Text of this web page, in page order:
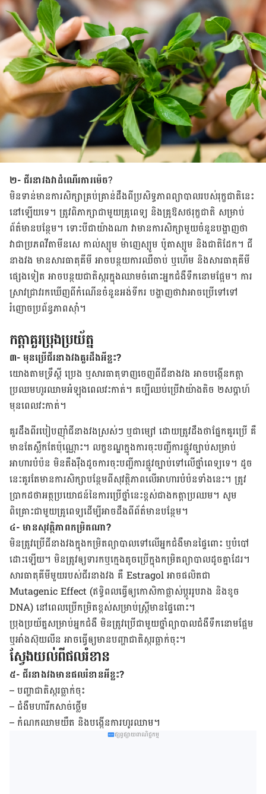
២- ជីរនាវង​វាដំណើរការម៉េច?
មិន​ទាន់​មាន​ការ​សិក្សា​គ្រប់​គ្រាន់​ដឹង​ពីប្រសិទ្ធភាព​ព្យាបាល​របស់​រុក្ខជាតិ​នេះ​
នៅ​ឡើយ​ទេ។ ​ត្រូវ​ពិភាក្សា​ជាមួយ​គ្រូ​ពេទ្យ និង​គ្រូ​ឱសថ​រុក្ខជាតិ សម្រាប់​
ព័ត៌មាន​បន្ថែម។ ទោះបី​ជា​យ៉ាងណា វា​មាន​ការ​សិក្សា​មួយ​ចំនួន​បង្ហាញ​ថា ​
វា​ជា​ប្រភព​វីតាមីន​សេ កាល់ស្យូម ម៉ាញេស្យូម ប៉ូតាស្យូម និង​ជាតិដែក។ ជី
នាងវង មាន​សារធាតុ​គីមី អាច​បន្ថយ​ការ​ឈឺចាប់ ឬ​ហើម និង​សារ​ធាតុ​គីមី​
ផ្សេង​ទៀត​ អាច​បន្ថយ​ជាតិ​ស្ករ​ក្នុង​ឈាម​ចំពោះ​អ្នក​ជំងឺ​ទឹក​នោម​ផ្អែម។ ការ​
ស្រាវ​ជ្រាវរកឃើញ​ពីកំណើន​ចំនួន​អង់​ទី​ករ ​បង្ហាញ​ថា​វា​អាច​ប្រើ​ទៅ​ទៅ​
រំញោច​ប្រព័ន្ធ​ភាព​ស៊ាំ។
កត្តាគួរប្រុងប្រយ័ត្ន
៣- មុនប្រើជីរ​នាងវង​គួរដឹងអីខ្លះ?
យោង​តាម​ទ្រឹស្ដី ប្រេង​ ឬសារធាតុ​​ទាញ​ចេញ​ពី​ជី​នាងវង ​អាច​បង្កើន​កត្តា​
ប្រឈម​ហូរ​ឈាម​អំឡុង​ពេល​វះ​កាត់។ គប្បី​ឈប់​ប្រើ​វា​យ៉ាង​តិច​ ២​សប្តាហ៍ ​
មុន​ពេល​វះកាត់។
​គួរ​ដឹង​ពី​របៀប​ញ៉ាំ​ជី​នាងវង​ស្រស់​ៗ​ ឬ​ជា​ម្សៅ ដោយ​ត្រូវ​ដឹង​ថា​ផ្នែក​គួរ​ប្រើ ​គឺ​
មាន​តែ​ស្លឹក​តែ​ប៉ុណ្ណោះ។ លក្ខខណ្ឌ​ក្នុង​ការ​ចុះ​បញ្ជី​ការ​ផ្លូវ​ច្បាប់​សម្រាប់​
អាហារ​បំប៉ន​ មិន​តឹង​រ៉ឹង​​ដូច​ការ​ចុះ​បញ្ជី​ការ​ផ្លូវ​ច្បាប់​ទៅ​លើ​ថ្នាំពេទ្យ​ទេ។ ដូច​
នេះ​គួរ​តែ​មាន​ការ​សិក្សា​បន្ថែម​ពី​សុវត្ថិភាព​លើ​អាហារ​បំប៉ន​ទាំង​នេះ។ ​ត្រូវ​
ប្រាកដ​ថា​អត្ថប្រយោជន៍​នៃ​ការ​ប្រើ​ថ្នាំ​នេះ​ខ្ពស់​ជាង​កត្តា​ប្រឈម។ សូម​
ពិគ្រោះ​ជាមួយ​គ្រូពេទ្យ​ដើម្បី​អាច​ដឹង​ពី​ព័ត៌មាន​បន្ថែម។
៤- មានសុវត្ថិភាពកម្រិតណា?
មិន​ត្រូវ​ប្រើ​ជី​នាងវង​ក្នុង​កម្រិត​ព្យាបាល​ទៅ​លើ​អ្នក​ជំងឺ​មាន​ផ្ទៃ​ពោះ​ ឬ​បំបៅ​
ដោះ​ឡើយ។ មិន​ត្រូវ​ឲ្យ​ទារក​ឬ​ក្មេង​តូច​ប្រើ​ក្នុង​កម្រិត​ព្យាបាល​ដូច​គ្នា​ដែរ។
សារធាតុ​គីមី​មួយ​របស់​ជី​រនាងវង គឺ​ Estragol អាច​ផលិត​ជា
Mutagenic Effect (ឥទ្ធិពល​ធ្វើឲ្យ​កោសិកា​ផ្លាស់ប្ដូរ​រូបរាង ​និង​ខូច​
DNA) ​នៅ​ពេល​ប្រើ​កម្រិត​ខ្ពស់​សម្រាប់​ស្ត្រី​មានផ្ទៃ​ពោះ។​
ប្រុង​ប្រយ័ត្ន​សម្រាប់​អ្នក​ជំងឺ​ មិន​ត្រូវ​ប្រើ​ជា​មួយ​ថ្នាំ​ព្យាបាល​ជំងឺ​ទឹក​នោម​ផ្អែម
ឬ​អាំងស៊ុយលីន អាច​ធ្វើ​ឲ្យ​មាន​បញ្ហា​ជាតិ​ស្ករ​ធ្លាក់​ចុះ។
ស្វែងយល់ពីផលរំខាន
៥- ជីរនាងវងមានផលរំខានអីខ្លះ?
– បញ្ហា​ជាតិ​ស្ករ​ធ្លាក់ចុះ
– ជំងឺ​មហារីក​សាច់​ថ្លើម
– កំណក​ឈាម​យឺត និង​បង្កើន​ការ​ហូរ​ឈាម។
ផ្សព្វផ្សាយពាណិជ្ជកម្ម